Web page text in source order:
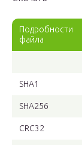
Подробности
файла
SHA1
SHA256
CRC32